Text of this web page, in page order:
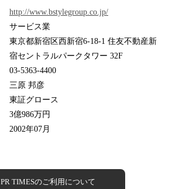
http://www.bstylegroup.co.jp/
サービス業
東京都新宿区西新宿6-18-1 住友不動産新
宿セントラルパークタワー 32F
03-5363-4400
三原 邦彦
東証グロース
3億986万円
2002年07月
PR TIMESのご利用について